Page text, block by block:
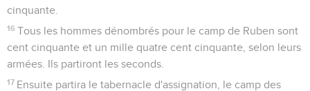
cinquante.
16 Tous les hommes dénombrés pour le camp de Ruben sont
cent cinquante et un mille quatre cent cinquante, selon leurs
armées. Ils partiront les seconds.
17 Ensuite partira le tabernacle d'assignation, le camp des